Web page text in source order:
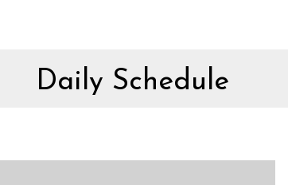
Daily Schedule